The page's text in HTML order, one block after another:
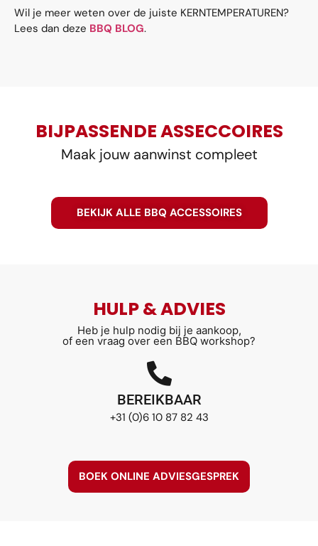
Wil je meer weten over de juiste KERNTEMPERATUREN?
Lees dan deze BBQ BLOG.
BIJPASSENDE ASSECCOIRES
Maak jouw aanwinst compleet
BEKIJK ALLE BBQ ACCESSOIRES
HULP & ADVIES
Heb je hulp nodig bij je aankoop,
of een vraag over een BBQ workshop?
BEREIKBAAR
+31 (0)6 10 87 82 43
BOEK ONLINE ADVIESGESPREK